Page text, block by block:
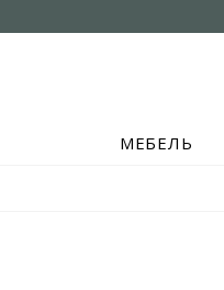
МЕБЕЛЬ